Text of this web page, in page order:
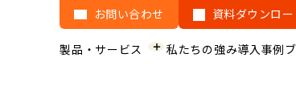
お問い合わせ 資料ダウンロ
製品・サービス 私たちの強み導入事例